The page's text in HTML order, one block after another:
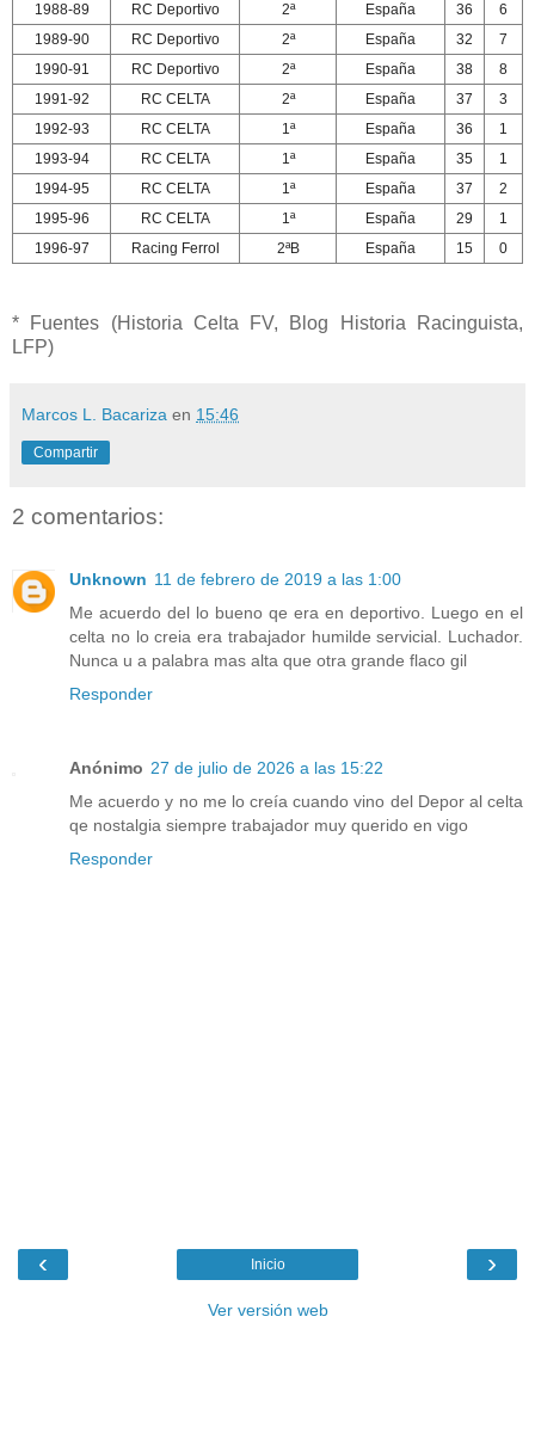
1988-89
RC Deportivo 2ª España 36
6
1989-90
RC Deportivo 2ª España 32
7
1990-91
RC Deportivo 2ª España 38
8
1991-92
RC CELTA 2ª España 37
3
1992-93
RC CELTA 1ª España 36
1
1993-94
RC CELTA 1ª España 35
1
1994-95
RC CELTA 1ª España 37
2
1995-96
RC CELTA 1ª España 29
1
1996-97
Racing Ferrol 2ªB España 15 0
* Fuentes (Historia Celta FV, Blog Historia Racinguista,
LFP)
Marcos L. Bacariza en 15:46
Compartir
2 comentarios:
Unknown 11 de febrero de 2019 a las 1:00
Me acuerdo del lo bueno qe era en deportivo. Luego en el
celta no lo creia era trabajador humilde servicial. Luchador.
Nunca u a palabra mas alta que otra grande flaco gil
Responder
Anónimo 27 de julio de 2026 a las 15:22
Me acuerdo y no me lo creía cuando vino del Depor al celta
qe nostalgia siempre trabajador muy querido en vigo
Responder
‹ ›
Inicio
Ver versión web